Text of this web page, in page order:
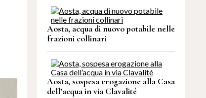
Aosta, acqua di nuovo potabile nelle
frazioni collinari
Aosta, sospesa erogazione alla Casa
dell’acqua in via Clavalité